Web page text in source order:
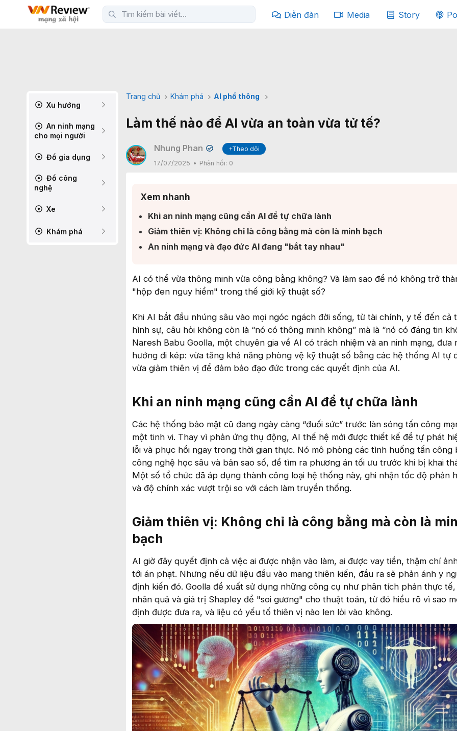
Diễn đàn Media Story
Xu hướng
An ninh mạng
cho mọi người
Đồ gia dụng
Đồ công
nghệ
Xe
Khám phá
Trang chủ Khám phá AI phổ thông
Làm thế nào để AI vừa an toàn vừa tử tế?
Nhung Phan ✔
+Theo dõi
17/07/2025
Phản hồi: 0
Xem nhanh
Khi an ninh mạng cũng cần AI để tự chữa lành​
Giảm thiên vị: Không chỉ là công bằng mà còn là minh bạch​
An ninh mạng và đạo đức AI đang "bắt tay nhau"​
AI có thể vừa thông minh vừa công bằng không? Và làm sao để nó không trở
"hộp đen nguy hiểm" trong thế giới kỹ thuật số?
Khi AI bắt đầu nhúng sâu vào mọi ngóc ngách đời sống, từ tài chính, y tế đến cả
hình sự, câu hỏi không còn là “nó có thông minh không” mà là “nó có đáng tin
Naresh Babu Goolla, một chuyên gia về AI có trách nhiệm và an ninh mạng, đưa
hướng đi kép: vừa tăng khả năng phòng vệ kỹ thuật số bằng các hệ thống AI tự
vừa giảm thiên vị để đảm bảo đạo đức trong các quyết định của AI.
Khi an ninh mạng cũng cần AI để tự chữa lành​
Các hệ thống bảo mật cũ đang ngày càng “đuối sức” trước làn sóng tấn công
một tinh vi. Thay vì phản ứng thụ động, AI thế hệ mới được thiết kế để tự phát
lỗi và phục hồi ngay trong thời gian thực. Nó mô phỏng các tình huống tấn công
công nghệ học sâu và bản sao số, để tìm ra phương án tối ưu trước khi bị khai
Một số tổ chức đã áp dụng thành công loại hệ thống này, ghi nhận tốc độ phản
và độ chính xác vượt trội so với cách làm truyền thống.
Giảm thiên vị: Không chỉ là công bằng mà còn là
bạch​
AI giờ đây quyết định cả việc ai được nhận vào làm, ai được vay tiền, thậm chí
tới án phạt. Nhưng nếu dữ liệu đầu vào mang thiên kiến, đầu ra sẽ phản ánh y
định kiến đó. Goolla đề xuất sử dụng những công cụ như phân tích phản thực
nhân quả và giá trị Shapley để "soi gương" cho thuật toán, từ đó hiểu rõ vì sao
định được đưa ra, và liệu có yếu tố thiên vị nào len lỏi vào không.